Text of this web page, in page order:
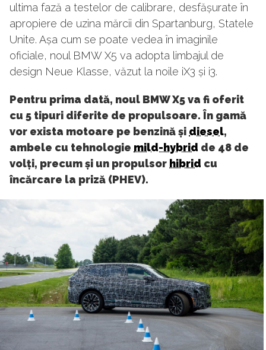
ultima fază a testelor de calibrare, desfășurate în
apropiere de uzina mărcii din Spartanburg, Statele
Unite. Așa cum se poate vedea în imaginile
oficiale, noul BMW X5 va adopta limbajul de
design Neue Klasse, văzut la noile iX3 și i3.
Pentru prima dată, noul BMW X5 va fi oferit
cu 5 tipuri diferite de propulsoare. În gamă
vor exista motoare pe benzină și diesel,
ambele cu tehnologie mild-hybrid de 48 de
volți, precum și un propulsor hibrid cu
încărcare la priză (PHEV).